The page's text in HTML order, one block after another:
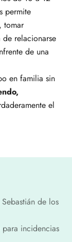
permite
tomar
relacionarse
de una
en familia sin
el
de los
incidencias